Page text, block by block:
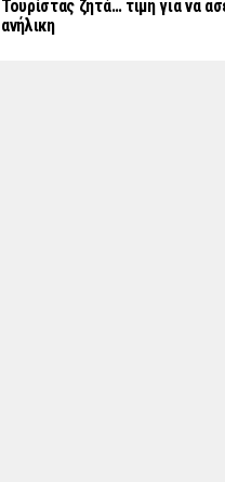
Τουρίστας ζητά… τιμή για να
ανήλικη